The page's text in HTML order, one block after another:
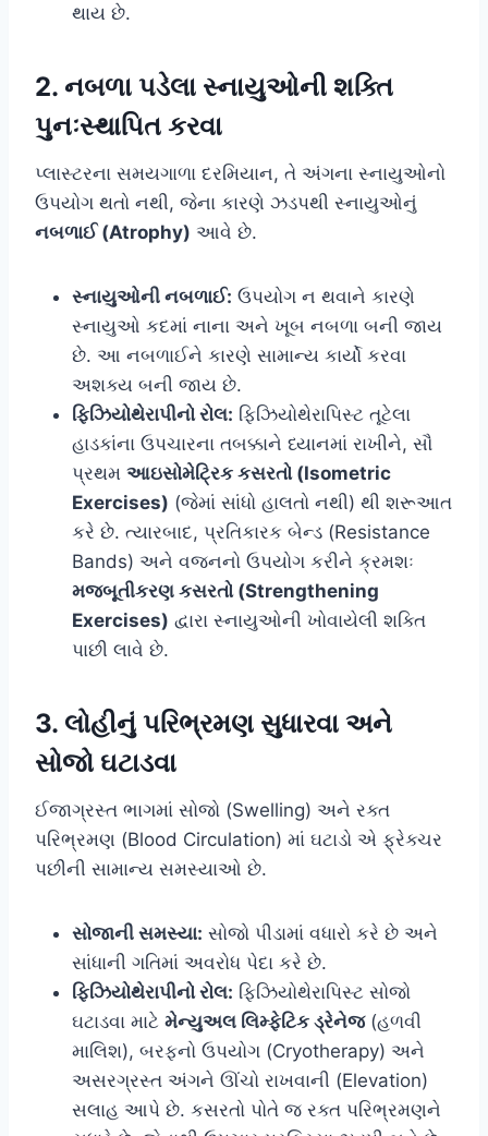
થાય છે.
2. નબળા પડેલા સ્નાયુઓની શક્તિ
પુનઃસ્થાપિત કરવા
પ્લાસ્ટરના સમયગાળા દરમિયાન, તે અંગના સ્નાયુઓનો
ઉપયોગ થતો નથી, જેના કારણે ઝડપથી સ્નાયુઓનું
નબળાઈ (Atrophy) આવે છે.
સ્નાયુઓની નબળાઈ: ઉપયોગ ન થવાને કારણે
સ્નાયુઓ કદમાં નાના અને ખૂબ નબળા બની જાય
છે. આ નબળાઈને કારણે સામાન્ય કાર્યો કરવા
અશક્ય બની જાય છે.
ફિઝિયોથેરાપીનો રોલ: ફિઝિયોથેરાપિસ્ટ તૂટેલા
હાડકાંના ઉપચારના તબક્કાને ધ્યાનમાં રાખીને, સૌ
પ્રથમ આઇસોમેટ્રિક કસરતો (Isometric
Exercises) (જેમાં સાંધો હાલતો નથી) થી શરૂઆત
કરે છે. ત્યારબાદ, પ્રતિકારક બેન્ડ (Resistance
Bands) અને વજનનો ઉપયોગ કરીને ક્રમશઃ
મજબૂતીકરણ કસરતો (Strengthening
Exercises) દ્વારા સ્નાયુઓની ખોવાયેલી શક્તિ
પાછી લાવે છે.
3. લોહીનું પરિભ્રમણ સુધારવા અને
સોજો ઘટાડવા
ઈજાગ્રસ્ત ભાગમાં સોજો (Swelling) અને રક્ત
પરિભ્રમણ (Blood Circulation) માં ઘટાડો એ ફ્રેક્ચર
પછીની સામાન્ય સમસ્યાઓ છે.
સોજાની સમસ્યા: સોજો પીડામાં વધારો કરે છે અને
સાંધાની ગતિમાં અવરોધ પેદા કરે છે.
ફિઝિયોથેરાપીનો રોલ: ફિઝિયોથેરાપિસ્ટ સોજો
ઘટાડવા માટે મેન્યુઅલ લિમ્ફેટિક ડ્રેનેજ(હળવી
માલિશ), બરફનો ઉપયોગ (Cryotherapy) અને
અસરગ્રસ્ત અંગને ઊંચો રાખવાની (Elevation)
સલાહ આપે છે. કસરતો પોતે જ રક્ત પરિભ્રમણને